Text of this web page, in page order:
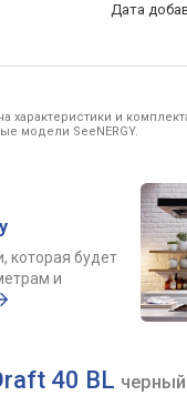
Дата
характеристики и
модели SeeNERGY.
которая будет
и
40 BL черный